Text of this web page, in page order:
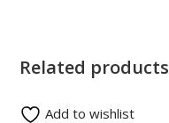
Related products
Add to wishlist